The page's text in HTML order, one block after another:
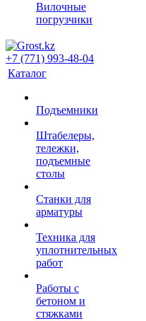
Вилочные
погрузчики
+7 (771) 993-48-04
Каталог
Подъемники
Штабелеры,
тележки,
подъемные
столы
Станки для
арматуры
Техника для
уплотнительных
работ
Работы с
бетоном и
стяжками